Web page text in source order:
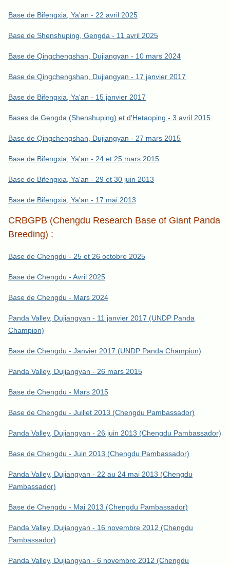
Base de Bifengxia, Ya'an - 22 avril 2025
Base de Shenshuping, Gengda - 11 avril 2025
Base de Qingchengshan, Dujiangyan - 10 mars 2024
Base de Qingchengshan, Dujiangyan - 17 janvier 2017
Base de Bifengxia, Ya'an - 15 janvier 2017
Bases de Gengda (Shenshuping) et d'Hetaoping - 3 avril 2015
Base de Qingchengshan, Dujiangyan - 27 mars 2015
Base de Bifengxia, Ya'an - 24 et 25 mars 2015
Base de Bifengxia, Ya'an - 29 et 30 juin 2013
Base de Bifengxia, Ya'an - 17 mai 2013
CRBGPB (Chengdu Research Base of Giant Panda
Breeding) :
Base de Chengdu - 25 et 26 octobre 2025
Base de Chengdu - Avril 2025
Base de Chengdu - Mars 2024
Panda Valley, Dujiangyan - 11 janvier 2017 (UNDP Panda
Champion)
Base de Chengdu - Janvier 2017 (UNDP Panda Champion)
Panda Valley, Dujiangyan - 26 mars 2015
Base de Chengdu - Mars 2015
Base de Chengdu - Juillet 2013 (Chengdu Pambassador)
Panda Valley, Dujiangyan - 26 juin 2013 (Chengdu Pambassador)
Base de Chengdu - Juin 2013 (Chengdu Pambassador)
Panda Valley, Dujiangyan - 22 au 24 mai 2013 (Chengdu
Pambassador)
Base de Chengdu - Mai 2013 (Chengdu Pambassador)
Panda Valley, Dujiangyan - 16 novembre 2012 (Chengdu
Pambassador)
Panda Valley, Dujiangyan - 6 novembre 2012 (Chengdu